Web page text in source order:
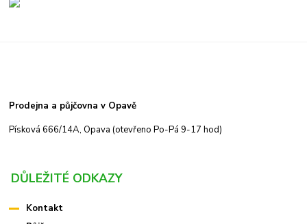
Prodejna a půjčovna v Opavě
Písková 666/14A, Opava (otevřeno Po-Pá 9-17 hod)
DŮLEŽITÉ ODKAZY
Kontakt